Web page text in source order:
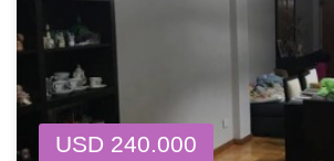
USD 240.000